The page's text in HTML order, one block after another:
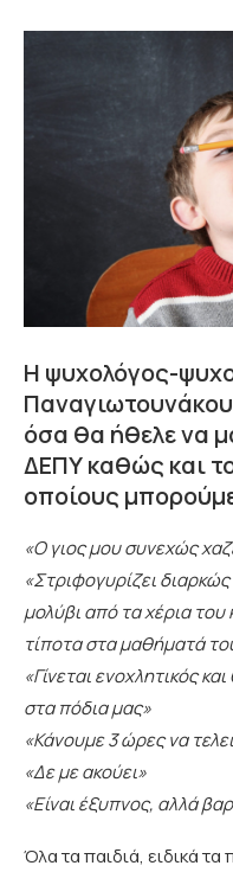
Η ψυχολόγος-
όσα θα ήθελε να
ΔΕΠΥ καθώς και
οποίους
«Ο γιος μου συνεχώς
«Στριφογυρίζει
μολύβι από τα χέρια του
τίποτα στα μαθήματά
«Γίνεται ενοχλητικός
στα πόδια μας»
«Κάνουμε 3 ώρες να
«Δε με ακούει»
«Είναι έξυπνος, αλλά
Όλα τα παιδιά, ειδικά τα